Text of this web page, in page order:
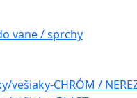
vane / sprchy
CHRÓM /